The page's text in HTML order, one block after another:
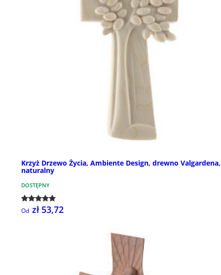
Krzyż Drzewo Życia, Ambiente Design, drewno Valgardena,
naturalny
DOSTĘPNY
Od zł 53,72